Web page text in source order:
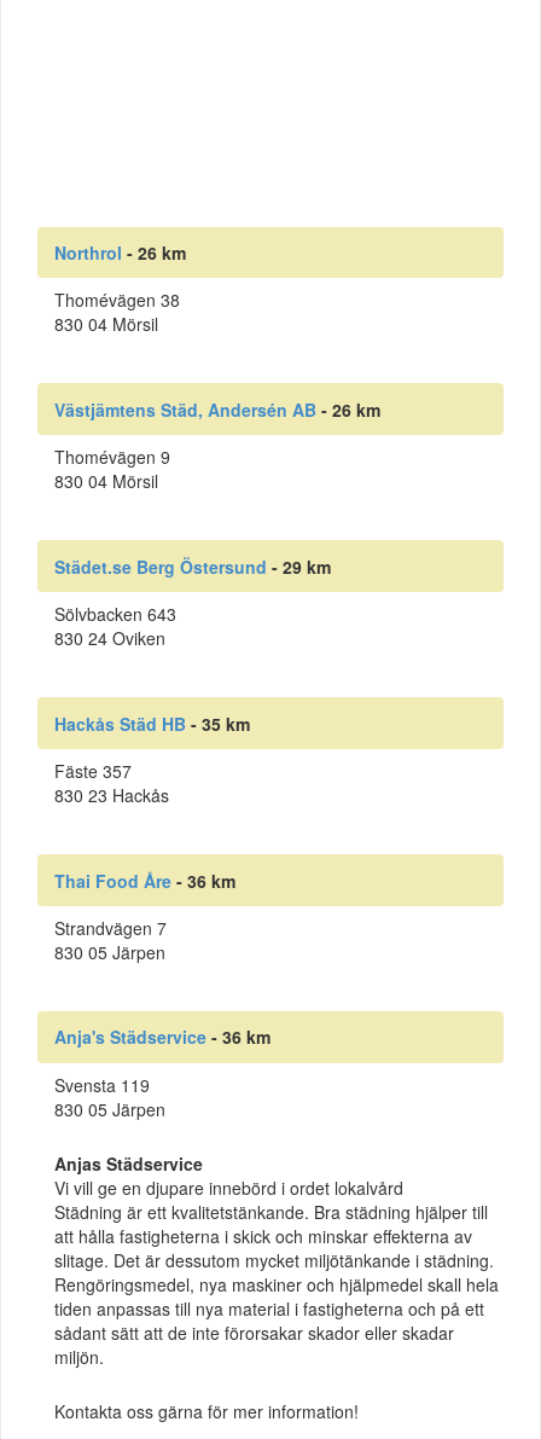
Northrol - 26 km
Thomévägen 38
830 04 Mörsil
Västjämtens Städ, Andersén AB - 26 km
Thomévägen 9
830 04 Mörsil
Städet.se Berg Östersund - 29 km
Sölvbacken 643
830 24 Oviken
Hackås Städ HB - 35 km
Fäste 357
830 23 Hackås
Thai Food Åre - 36 km
Strandvägen 7
830 05 Järpen
Anja's Städservice - 36 km
Svensta 119
830 05 Järpen
Anjas Städservice
Vi vill ge en djupare innebörd i ordet lokalvård
Städning är ett kvalitetstänkande. Bra städning hjälper till
att hålla fastigheterna i skick och minskar effekterna av
slitage. Det är dessutom mycket miljötänkande i städning.
Rengöringsmedel, nya maskiner och hjälpmedel skall hela
tiden anpassas till nya material i fastigheterna och på ett
sådant sätt att de inte förorsakar skador eller skadar
miljön.
Kontakta oss gärna för mer information!